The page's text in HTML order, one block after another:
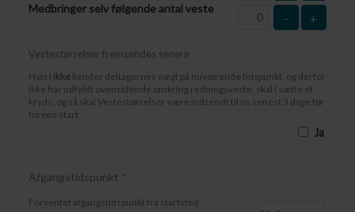
Medbringer selv følgende antal veste
- +
Vestestørrelser fremsendes senere
Hvis I ikke kender deltagernes vægt på nuværende tidspunkt, og derfor
ikke har udfyldt ovenstående omkring redningsveste, skal I sætte et
kryds, og så skal Vestestørrelser være indsendt til os senest 3 dage før
turens start
Ja
Afgangstidspunkt *
Forventet afgangstidspunkt fra startsted